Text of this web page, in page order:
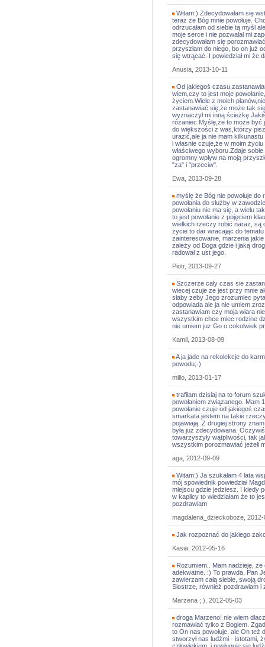
Witam:) Zdecydowałam się
teraz że Bóg mnie powołuje.
odrzucałam od siebie tą myśl
moje serce i nie pozwalał mi
zdecydowałam się
przyszłam do niego, bo on już
się wtrącać. I powiedział mi że
Anusia, 2013-10-11
Od jakiegoś
wiem,czy to jest moje
życiem.Wiele z moich
zastanawiać się,że może tak
wyznaczył mi inną
różaniec.Myślę,że to może być
do większości z was,którzy
urazić,ale ja nie mam
i własnie czuje,że w moim
właściwego wyboru.Zdaje
ogromny wpływ na moją
"za" i "przeciw".
Ewa, 2013-09-28
myślę że Bóg nie powołuje
powołania do służby w
powołaniu nie ma się, a wielu
to jest powołanie z pojęciem
wielkich rzeczy robić naraz, są
życie to dar wracając do
zainteresowanie, marzenia
zależy od Boga gdzie i jaką
radował z ust jego.
Piotr, 2013-09-27
Szczerze cały czas sie
wiecej czuje ze jest przy mnie
słaby zeby Jego zrozumiec
odpowiada ale ja nie umiem
zastanawiam czy moja wiara
wszystkim chce miec rodzine
nie umiem juz Go o cokolwiek
Kamil, 2013-08-09
A ja jade na rekolekcje do
powodu;-)
millo, 2013-01-17
trafiłam dzisiaj na to forum
powołaniem związanego. Mam
powołanie czuje od jakiegoś
smarkata jestem na takie
pojawiają. Z drugiej strony
była już zdecydowana.
towarzyszyły wątpliwości, tak
wszystkim porozmawiać jeżeli
aga, 2012-09-09
Witam:) Ja szukałam 4 lata
mój spowiednik powiedział
miejscu gdzie jedziesz. I kiedy
w kaplicy to wiedziałam że to
pozdrawiam
magdalena_dzieckoboze,
Jak rozpoznać do jakiego
Kasia, 2012-05-16
Rozumiem.. Mam nadzieję,
adekwatne. :) To prawda, Pan
zawierzam całą siebie, swoją
Siostrze, również pozdrawiam i
Marzena ; ), 2012-05-03
droga Marzeno! nie wiem
rozmawiać tylko z Bogiem.
to On nas powołuje, ale On też
stworzył nas ludźmi - istotami,